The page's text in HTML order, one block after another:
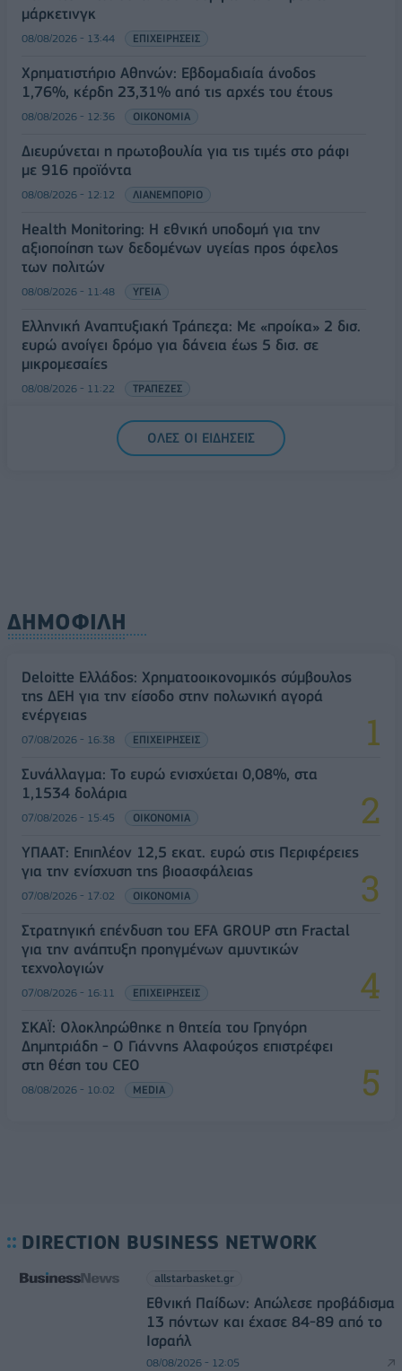
μάρκετινγκ
08/08/2026 - 13:44 ΕΠΙΧΕΙΡΗΣΕΙΣ
Χρηματιστήριο Αθηνών: Εβδομαδιαία άνοδος
1,76%, κέρδη 23,31% από τις αρχές του έτους
08/08/2026 - 12:36 ΟΙΚΟΝΟΜΙΑ
Διευρύνεται η πρωτοβουλία για τις τιμές στο ράφι
με 916 προϊόντα
08/08/2026 - 12:12 ΛΙΑΝΕΜΠΟΡΙΟ
Health Monitoring: Η εθνική υποδομή για την
αξιοποίηση των δεδομένων υγείας προς όφελος
των πολιτών
08/08/2026 - 11:48 ΥΓΕΙΑ
Ελληνική Αναπτυξιακή Τράπεζα: Με «προίκα» 2 δισ.
ευρώ ανοίγει δρόμο για δάνεια έως 5 δισ. σε
μικρομεσαίες
08/08/2026 - 11:22 ΤΡΑΠΕΖΕΣ
5G παντού, 6G στον ορίζοντα: Πού βρίσκεται η
Ελλάδα στη μεγάλη τεχνολογική μετάβαση
ΟΛΕΣ ΟΙ ΕΙΔΗΣΕΙΣ
ΔΗΜΟΦΙΛΗ
Deloitte Ελλάδος: Χρηματοοικονομικός σύμβουλος
της ΔΕΗ για την είσοδο στην πολωνική αγορά
ενέργειας
07/08/2026 - 16:38 ΕΠΙΧΕΙΡΗΣΕΙΣ
Συνάλλαγμα: Το ευρώ ενισχύεται 0,08%, στα
1,1534 δολάρια
07/08/2026 - 15:45 ΟΙΚΟΝΟΜΙΑ
ΥΠΑΑΤ: Επιπλέον 12,5 εκατ. ευρώ στις Περιφέρειες
για την ενίσχυση της βιοασφάλειας
07/08/2026 - 17:02 ΟΙΚΟΝΟΜΙΑ
Στρατηγική επένδυση του EFA GROUP στη Fractal
για την ανάπτυξη προηγμένων αμυντικών
τεχνολογιών
07/08/2026 - 16:11 ΕΠΙΧΕΙΡΗΣΕΙΣ
ΣΚΑΪ: Ολοκληρώθηκε η θητεία του Γρηγόρη
Δημητριάδη - Ο Γιάννης Αλαφούζος επιστρέφει
στη θέση του CEO
08/08/2026 - 10:02 MEDIA
DIRECTION BUSINESS NETWORK
allstarbasket.gr
Εθνική Παίδων: Απώλεσε προβάδισμα
13 πόντων και έχασε 84-89 από το
Ισραήλ
08/08/2026 - 12:05